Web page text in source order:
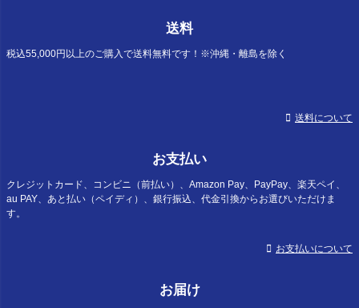
送料
税込55,000円以上のご購入で送料無料です！※沖縄・離島を除く
送料について
お支払い
クレジットカード、コンビニ（前払い）、Amazon Pay、PayPay、楽天ペイ、
au PAY、あと払い（ペイディ）、銀行振込、代金引換からお選びいただけま
す。
お支払いについて
お届け